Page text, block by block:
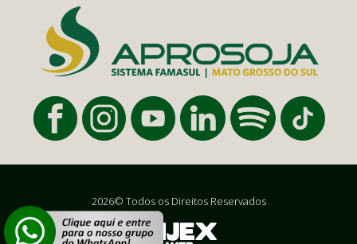
2026© Todos os Direitos Reservados